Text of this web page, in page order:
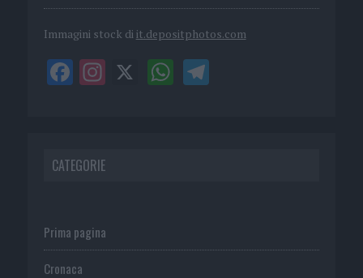
Immagini stock di it.depositphotos.com
CATEGORIE
Prima pagina
Cronaca